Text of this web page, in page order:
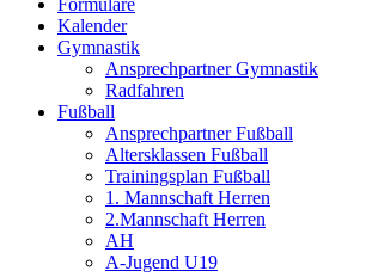
Rollkunstlauf
Formulare
Kalender
Gymnastik
Ansprechpartner Gymnastik
Radfahren
Fußball
Ansprechpartner Fußball
Altersklassen Fußball
Trainingsplan Fußball
1. Mannschaft Herren
2.Mannschaft Herren
AH
A-Jugend U19